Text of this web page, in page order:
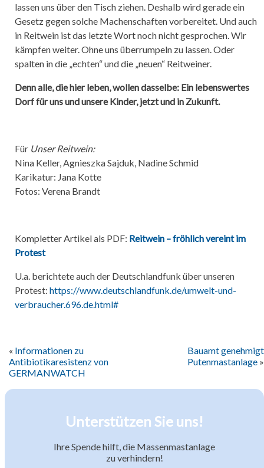
lassen uns über den Tisch ziehen. Deshalb wird gerade ein
Gesetz gegen solche Machenschaften vorbereitet. Und auch
in Reitwein ist das letzte Wort noch nicht gesprochen. Wir
kämpfen weiter. Ohne uns überrumpeln zu lassen. Oder
spalten in die „echten“ und die „neuen“ Reitweiner.
Denn alle, die hier leben, wollen dasselbe: Ein lebenswertes
Dorf für uns und unsere Kinder, jetzt und in Zukunft.
Für Unser Reitwein:
Nina Keller, Agnieszka Sajduk, Nadine Schmid
Karikatur: Jana Kotte
Fotos: Verena Brandt
Kompletter Artikel als PDF: Reitwein – fröhlich vereint im
Protest
U.a. berichtete auch der Deutschlandfunk über unseren
Protest: https://www.deutschlandfunk.de/umwelt-und-
verbraucher.696.de.html#
Beitragsnavigation
Informationen zu
Antibiotikaresistenz von
GERMANWATCH
Bauamt genehmigt
Putenmastanlage
Unterstützen Sie uns!
Ihre Spende hilft, die Massenmastanlage
zu verhindern!